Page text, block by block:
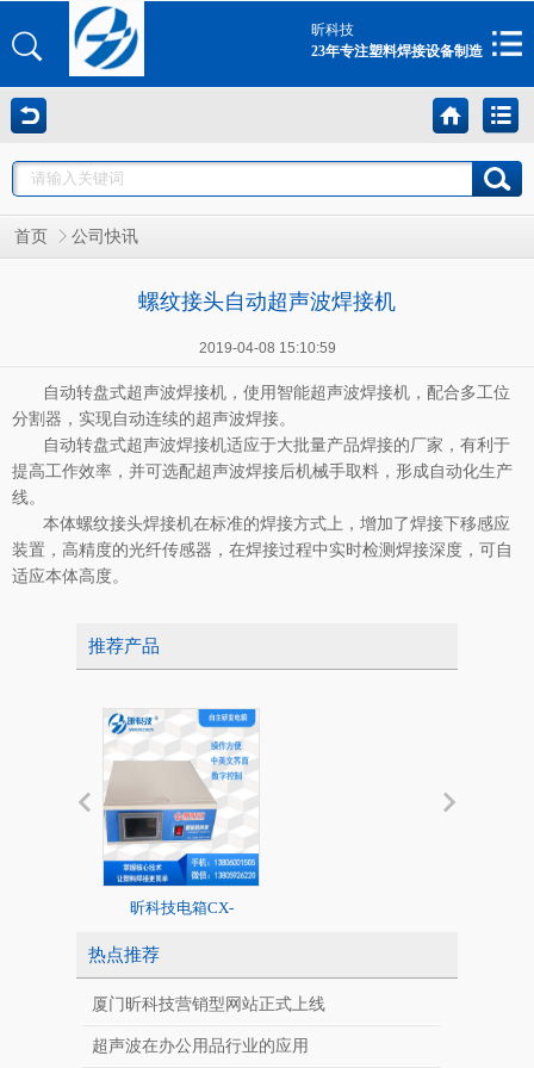
昕科技
23年专注塑料焊接设备制造
首页 公司快讯
螺纹接头自动超声波焊接机
2019-04-08 15:10:59
自动转盘式超声波焊接机，使用智能超声波焊接机，配合多工位
分割器，实现自动连续的超声波焊接。
自动转盘式超声波焊接机适应于大批量产品焊接的厂家，有利于
提高工作效率，并可选配超声波焊接后机械手取料，形成自动化生产
线。
本体螺纹接头焊接机在标准的焊接方式上，增加了焊接下移感应
装置，高精度的光纤传感器，在焊接过程中实时检测焊接深度，可自
适应本体高度。
推荐产品
昕科技电箱CX-
2020/1526系列
热点推荐
厦门昕科技营销型网站正式上线
超声波在办公用品行业的应用